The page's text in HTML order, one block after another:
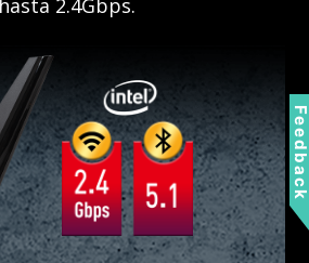
hasta 2.4Gbps.